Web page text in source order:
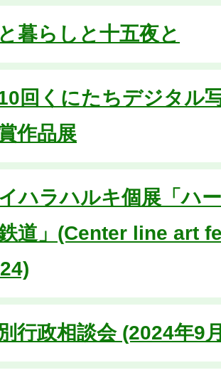
暮らしと十五夜と
回くにたちデジタル
作品展
ハラハルキ個展「ハ
鉄道」(Center line art
行政相談会 (2024年9